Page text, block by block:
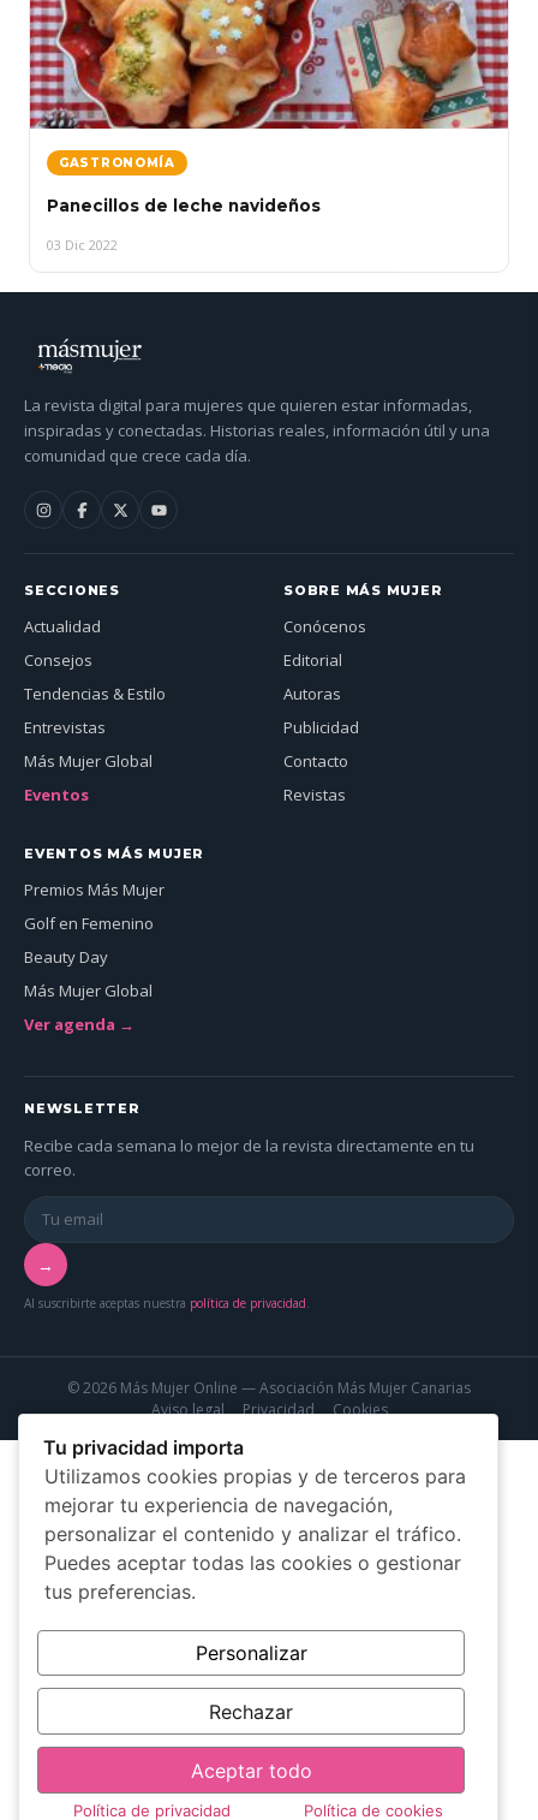
GASTRONOMÍA
Panecillos de leche navideños
03 Dic 2022
La revista digital para mujeres que quieren estar informadas,
inspiradas y conectadas. Historias reales, información útil y una
comunidad que crece cada día.
SECCIONES
Actualidad
Consejos
Tendencias & Estilo
Entrevistas
Más Mujer Global
Eventos
SOBRE MÁS MUJER
Conócenos
Editorial
Autoras
Publicidad
Contacto
Revistas
EVENTOS MÁS MUJER
Premios Más Mujer
Golf en Femenino
Beauty Day
Más Mujer Global
Ver agenda →
NEWSLETTER
Recibe cada semana lo mejor de la revista directamente en tu
correo.
→
Al suscribirte aceptas nuestra política de privacidad.
© 2026 Más Mujer Online — Asociación Más Mujer Canarias
Aviso legal
Privacidad Cookies
Tu privacidad importa
Utilizamos cookies propias y de terceros para
mejorar tu experiencia de navegación,
personalizar el contenido y analizar el tráfico.
Puedes aceptar todas las cookies o gestionar
tus preferencias.
Personalizar
Rechazar
Aceptar todo
Política de privacidad Política de cookies